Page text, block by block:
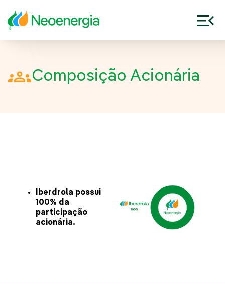
Composição Acionária
Iberdrola possui
100% da
participação
acionária.